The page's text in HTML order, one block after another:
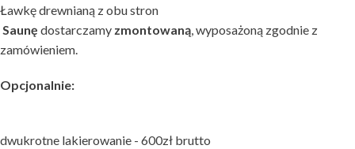
Ławkę drewnianą z obu stron
Saunę dostarczamy zmontowaną, wyposażoną zgodnie z
zamówieniem.
Opcjonalnie:
dwukrotne lakierowanie - 600zł brutto